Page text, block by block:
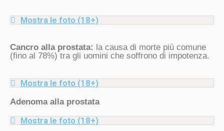
Mostra le foto (18+)
Cancro alla prostata: la causa di morte più comune
(fino al 78%) tra gli uomini che soffrono di impotenza.
Mostra le foto (18+)
Adenoma alla prostata
Mostra le foto (18+)